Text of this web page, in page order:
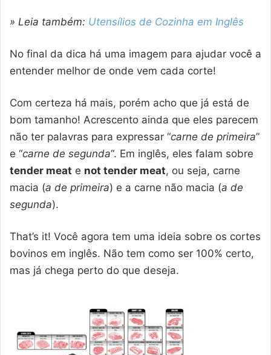
» Leia também: Utensílios de Cozinha em Inglês
No final da dica há uma imagem para ajudar você a
entender melhor de onde vem cada corte!
Com certeza há mais, porém acho que já está de
bom tamanho! Acrescento ainda que eles parecem
não ter palavras para expressar “carne de primeira”
e “carne de segunda“. Em inglês, eles falam sobre
tender meat e not tender meat, ou seja, carne
macia (a de primeira) e a carne não macia (a de
segunda).
That’s it! Você agora tem uma ideia sobre os cortes
bovinos em inglês. Não tem como ser 100% certo,
mas já chega perto do que deseja.